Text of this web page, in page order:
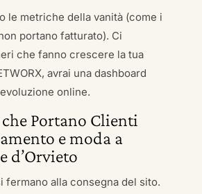
le metriche della vanità (come i
portano fatturato). Ci
che fanno crescere la tua
avrai una dashboard
online.
Portano Clienti
e moda a
d’Orvieto
fermano alla consegna del sito.